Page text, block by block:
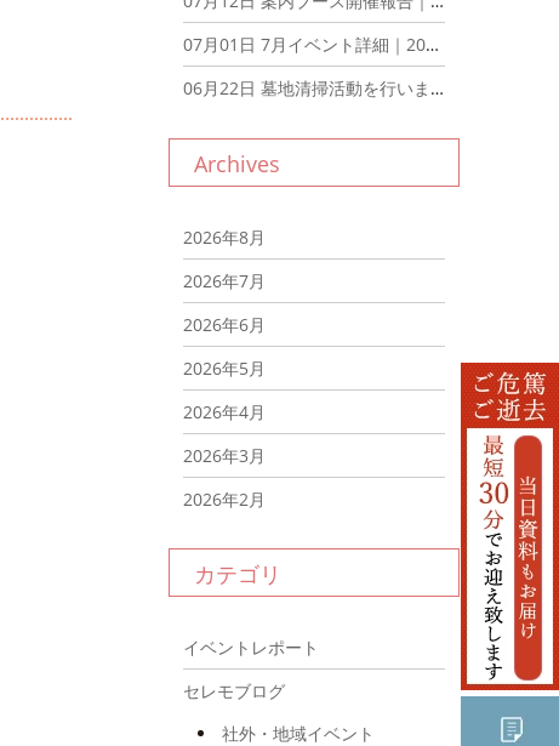
07月01日 7月イベント詳細｜2026年7月1日
06月22日 墓地清掃活動を行いました。｜2026年6月22日
Archives
2026年8月
2026年7月
2026年6月
2026年5月
2026年4月
2026年3月
2026年2月
2026年1月
2025年12月
2025年10月
カテゴリ
イベントレポート
セレモブログ
社外・地域イベント